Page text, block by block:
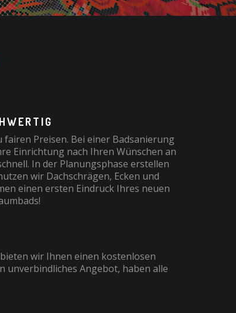
Preisen. Bei einer Badsanierung
Einrichtung nach Ihren Wünschen an
In der Planungsphase erstellen
wir Dachschrägen, Ecken und
einen ersten Eindruck Ihres neuen
wir Ihnen einen kostenlosen
unverbindliches Angebot, haben alle